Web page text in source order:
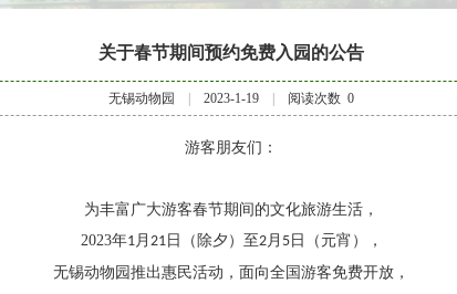
关于春节期间预约免费入园的公告
无锡动物园 2023-1-19 阅读次数 0
游客朋友们：
为丰富广大游客春节期间的文化旅游生活，
2023年1月 21日（除夕）至2月 5日（元宵），
无锡动物园推出惠民活动，面向全国游客免费开放 ，